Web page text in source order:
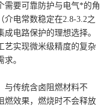
要可靠防护与电气*的角
电常数稳定在2.8-3.2之
电路保护的理想选择。
艺实现微米级精度的复杂
。
与传统含卤阻燃材料不
燃效果，燃烧时不会释放